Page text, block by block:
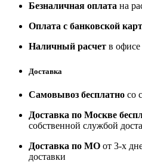
Безналичная оплата на
Оплата с банковской
Наличный расчет в офисе
Доставка
Самовывоз бесплатно со
Доставка по Москве
собственной службой
Доставка по МО от 3-х
доставки